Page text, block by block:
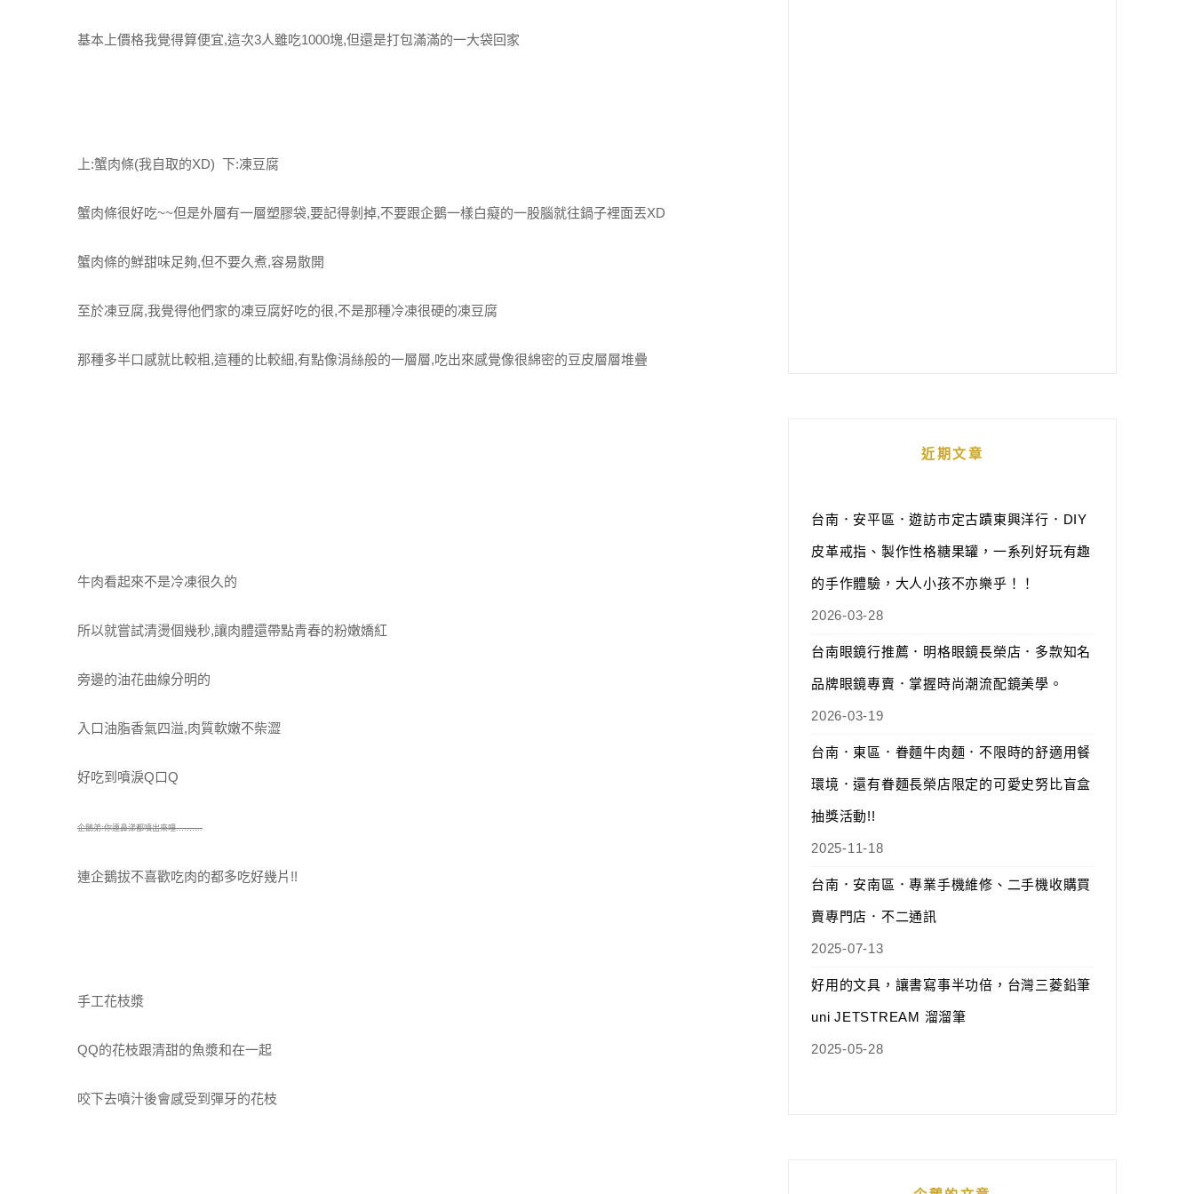
基本上價格我覺得算便宜,這次3人雖吃1000塊,但還是打包滿滿的一大袋回家
上:蟹肉條(我自取的XD) 下:凍豆腐
蟹肉條很好吃~~但是外層有一層塑膠袋,要記得剝掉,不要跟企鵝一樣白癡的一股腦就往鍋子裡面丟XD
蟹肉條的鮮甜味足夠,但不要久煮,容易散開
至於凍豆腐,我覺得他們家的凍豆腐好吃的很,不是那種冷凍很硬的凍豆腐
那種多半口感就比較粗,這種的比較細,有點像涓絲般的一層層,吃出來感覺像很綿密的豆皮層層堆疊
牛肉看起來不是冷凍很久的
所以就嘗試清燙個幾秒,讓肉體還帶點青春的粉嫩嬌紅
旁邊的油花曲線分明的
入口油脂香氣四溢,肉質軟嫩不柴澀
好吃到噴淚Q口Q
企鵝弟:你連鼻涕都噴出來哩……….
連企鵝拔不喜歡吃肉的都多吃好幾片!!
手工花枝漿
QQ的花枝跟清甜的魚漿和在一起
咬下去噴汁後會感受到彈牙的花枝
近期文章
台南．安平區．遊訪市定古蹟東興洋行．DIY
皮革戒指、製作性格糖果罐，一系列好玩有趣
的手作體驗，大人小孩不亦樂乎！！
2026-03-28
台南眼鏡行推薦．明格眼鏡長榮店．多款知名
品牌眼鏡專賣．掌握時尚潮流配鏡美學。
2026-03-19
台南．東區．眷麵牛肉麵．不限時的舒適用餐
環境．還有眷麵長榮店限定的可愛史努比盲盒
抽獎活動!!
2025-11-18
台南．安南區．專業手機維修、二手機收購買
賣專門店．不二通訊
2025-07-13
好用的文具，讓書寫事半功倍，台灣三菱鉛筆
uni JETSTREAM 溜溜筆
2025-05-28